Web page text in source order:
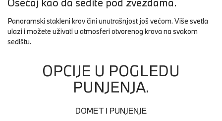
Panoramski stakleni krov čini unutrašnjost još većom. Više svetla
ulazi i možete uživati u atmosferi otvorenog krova na svakom
sedištu.
OPCIJE U POGLEDU
PUNJENJA.
DOMET I PUNJENJE